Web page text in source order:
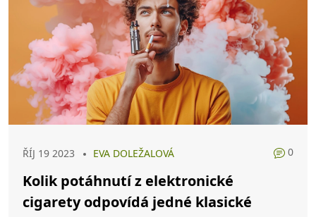
ŘÍJ 19 2023 EVA DOLEŽALOVÁ 0
Kolik potáhnutí z elektronické
cigarety odpovídá jedné klasické